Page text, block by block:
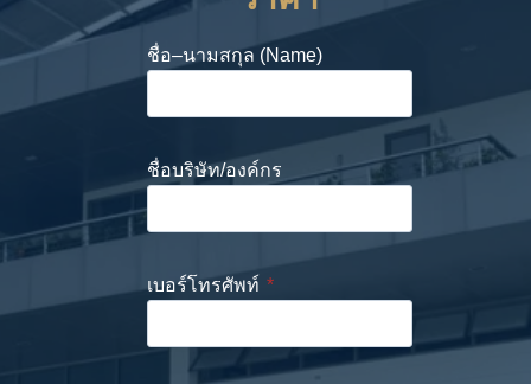
ชื่อ–นามสกุล (Name)
ชื่อบริษัท/องค์กร
เบอร์โทรศัพท์ *